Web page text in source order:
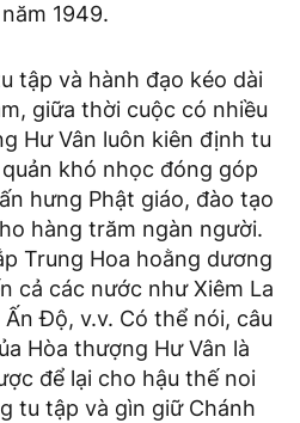
1949.
tập và hành đạo kéo dài
giữa thời cuộc có nhiều
Hư Vân luôn kiên định tu
khó nhọc đóng góp
hưng Phật giáo, đào tạo
hàng trăm ngàn người.
Trung Hoa hoằng dương
cả các nước như Xiêm La
Độ, v.v. Có thể nói, câu
Hòa thượng Hư Vân là
để lại cho hậu thế noi
tu tập và gìn giữ Chánh